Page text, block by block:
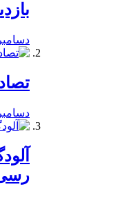
دسامبر 24, 2019
دسامبر 24, 2019